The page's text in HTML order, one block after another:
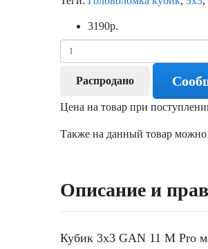
3190р.
Распродано
Цена на товар при
Также на данный товар можно
Описание и
Кубик 3х3 GAN 11 M Pro